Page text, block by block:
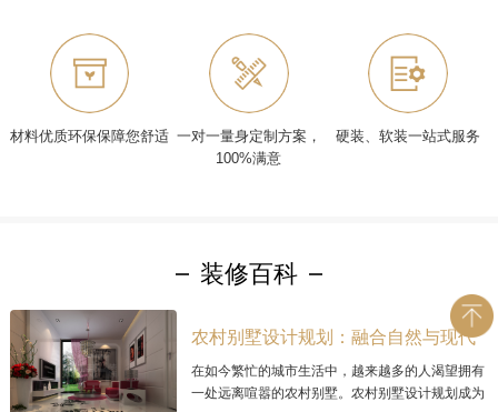
材料优质环保保障您舒适 一对一量身定制方案，
100%满意
硬装、软装一站式服务
装修百科
农村别墅设计规划：融合自然与现代
的理想家居
在如今繁忙的城市生活中，越来越多的人渴望拥有
一处远离喧嚣的农村别墅。农村别墅设计规划成为